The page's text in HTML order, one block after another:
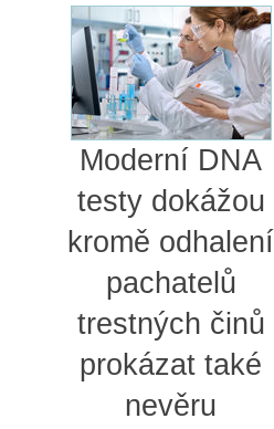
Moderní DNA
testy dokážou
kromě odhalení
pachatelů
trestných činů
prokázat také
nevěru